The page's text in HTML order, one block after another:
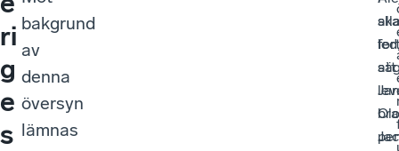
ri
g
e
s
bakgrund
av
denna
översyn
lämnas
ska
att
bra
led,